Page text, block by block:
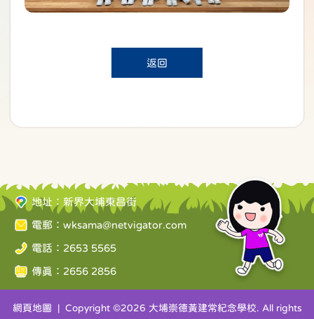
返回
地址：新界大埔東昌街
電郵： wksama@netvigator.com
電話：2653 5565
傳真：2656 2856
網頁地圖 | Copyright ©2026 大埔崇德黃建常紀念學校. All rights